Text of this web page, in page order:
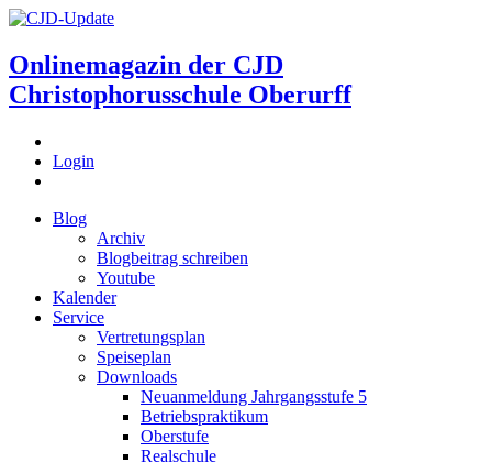
Onlinemagazin der CJD
Christophorusschule Oberurff
Login
Blog
Archiv
Blogbeitrag schreiben
Youtube
Kalender
Service
Vertretungsplan
Speiseplan
Downloads
Neuanmeldung Jahrgangsstufe 5
Betriebspraktikum
Oberstufe
Realschule